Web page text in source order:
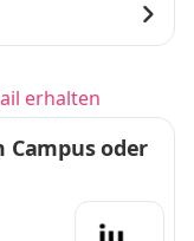
erhalten
Campus oder